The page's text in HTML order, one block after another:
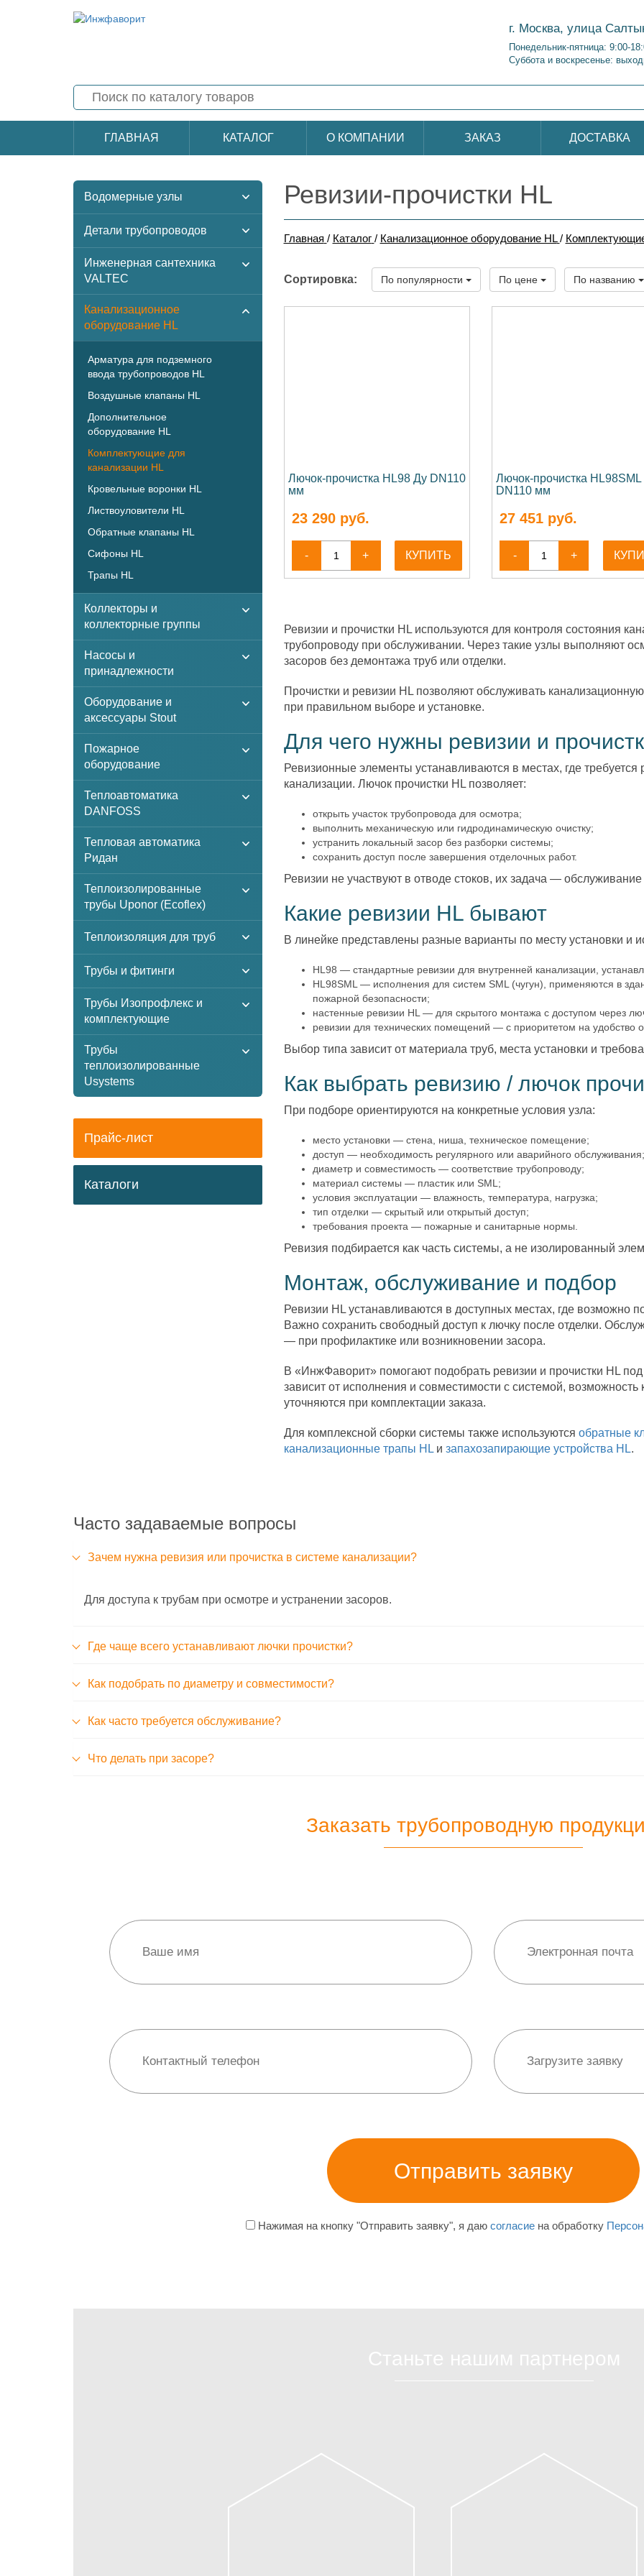
г. Москва, улица
Понедельник-пятница: 9:00-
Суббота и воскресенье:
ГЛАВНАЯ КАТАЛОГ О КОМПАНИИ ЗАКАЗ ДОСТАВКА
Водомерные узлы
Детали трубопроводов
Инженерная сантехника
VALTEC
Канализационное
оборудование HL
Арматура для подземного
ввода трубопроводов HL
Воздушные клапаны HL
Дополнительное
оборудование HL
Комплектующие для
канализации HL
Кровельные воронки HL
Листвоуловители HL
Обратные клапаны HL
Сифоны HL
Трапы HL
Коллекторы и
коллекторные группы
Насосы и
принадлежности
Оборудование и
аксессуары Stout
Пожарное
оборудование
Теплоавтоматика
DANFOSS
Тепловая автоматика
Ридан
Теплоизолированные
трубы Uponor (Ecoflex)
Теплоизоляция для труб
Трубы и фитинги
Трубы Изопрофлекс и
комплектующие
Трубы
теплоизолированные
Usystems
Прайс-лист
Каталоги
Ревизии-прочистки HL
Главная / Каталог / Канализационное оборудование HL /
Сортировка: По популярности По цене По названию
Лючок-прочистка HL98 Ду DN110
мм
23 290руб.
- + КУПИТЬ
Лючок-прочистка
DN110 мм
27 451 руб.
- +
Ревизии и прочистки HL используются для контроля состояния
трубопроводу при обслуживании. Через такие узлы выполняют
засоров без демонтажа труб или отделки.
Прочистки и ревизии HL позволяют обслуживать
при правильном выборе и установке.
Для чего нужны ревизии и
Ревизионные элементы устанавливаются в местах, где
канализации. Лючок прочистки HL позволяет:
открыть участок трубопровода для осмотра;
выполнить механическую или гидродинамическую очистку;
устранить локальный засор без разборки системы;
сохранить доступ после завершения отделочных работ.
Ревизии не участвуют в отводе стоков, их задача — обслуживание
Какие ревизии HL бывают
В линейке представлены разные варианты по месту установки и
HL98 — стандартные ревизии для внутренней канализации,
HL98SML — исполнения для систем SML (чугун), применяются в
пожарной безопасности;
настенные ревизии HL — для скрытого монтажа с доступом через
ревизии для технических помещений — с приоритетом на удобство
Выбор типа зависит от материала труб, места установки и
Как выбрать ревизию / лючок
При подборе ориентируются на конкретные условия узла:
место установки — стена, ниша, техническое помещение;
доступ — необходимость регулярного или аварийного обслуживания;
диаметр и совместимость — соответствие трубопроводу;
материал системы — пластик или SML;
условия эксплуатации — влажность, температура, нагрузка;
тип отделки — скрытый или открытый доступ;
требования проекта — пожарные и санитарные нормы.
Ревизия подбирается как часть системы, а не изолированный
Монтаж, обслуживание и подбор
Ревизии HL устанавливаются в доступных местах, где возможно
Важно сохранить свободный доступ к лючку после отделки.
— при профилактике или возникновении засора.
В «ИнжФаворит» помогают подобрать ревизии и прочистки HL
зависит от исполнения и совместимости с системой,
уточняются при комплектации заказа.
Для комплексной сборки системы также используются обратные
канализационные трапы HLи запахозапирающие устройства HL.
Часто задаваемые вопросы
Зачем нужна ревизия или прочистка в системе канализации?
Для доступа к трубам при осмотре и устранении засоров.
Где чаще всего устанавливают лючки прочистки?
Как подобрать по диаметру и совместимости?
Как часто требуется обслуживание?
Что делать при засоре?
Заказать трубопроводную
Нажимая на кнопку "Отправить заявку", я даю согласиена обработку